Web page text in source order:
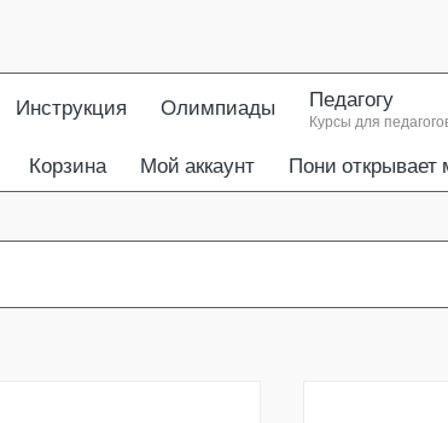
Инструкция Олимпиады Педагогу
Курсы для
Корзина Мой аккаунт Пони открывает